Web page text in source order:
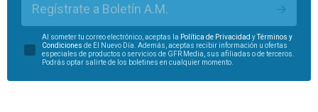
Regístrate a Boletín A.M.
Al someter tu correo electrónico, aceptas la Política de Privacidad y
Términos y
Condiciones de El Nuevo Día. Además, aceptas recibir información u ofertas
especiales de productos o servicios de GFR Media, sus afiliadas o de terceros.
Podrás optar salirte de los boletines en cualquier momento.